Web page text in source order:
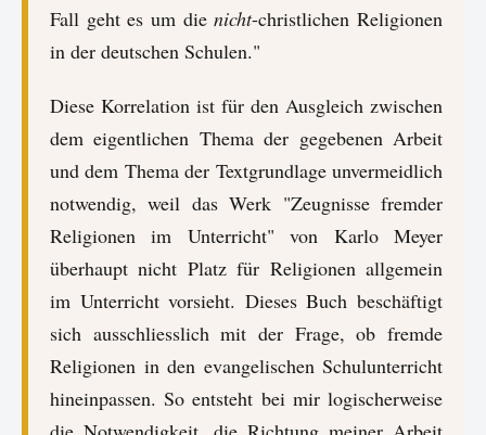
Fall geht es um dienicht-christlichen Religionen
in der deutschen Schulen."
Diese Korrelation ist für den Ausgleich zwischen
dem eigentlichen Thema der gegebenen Arbeit
und dem Thema der Textgrundlage unvermeidlich
notwendig, weil das Werk "Zeugnisse fremder
Religionen im Unterricht" von Karlo Meyer
überhaupt nicht Platz für Religionen allgemein
im Unterricht vorsieht. Dieses Buch beschäftigt
sich ausschliesslich mit der Frage, ob fremde
Religionen in den evangelischen Schulunterricht
hineinpassen. So entsteht bei mir logischerweise